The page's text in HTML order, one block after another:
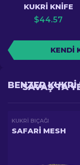
KUKRI KNIFE
$44.57
KENDI
SAVAŞ'TA
BENZER
KUKRI BIÇAĞI
SAFARI MESH